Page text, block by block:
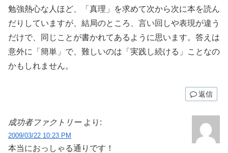
勉強熱心な人ほど、「真理」を求めて次から次に本を読ん
だりしていますが、結局のところ、言い回しや表現が違う
だけで、同じことが書かれてあるように思います。答えは
意外に「簡単」で、難しいのは「実践し続ける」ことなの
かもしれません。
返信
成功者ファクトリー より:
2009/03/22 10:23 PM
本当におっしゃる通りです！